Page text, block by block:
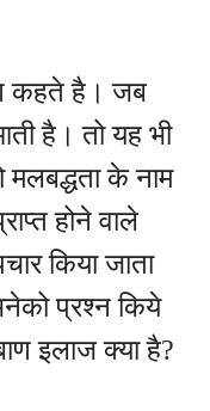
कहते है। जब
है। तो यह भी
के नाम
होने वाले
किया जाता
प्रश्न किये
इलाज क्या है?